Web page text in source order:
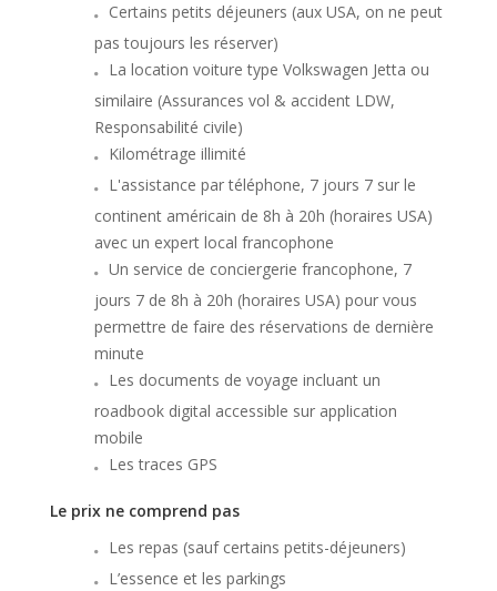
Certains petits déjeuners (aux USA, on ne peut
pas toujours les réserver)
La location voiture type Volkswagen Jetta ou
similaire (Assurances vol & accident LDW,
Responsabilité civile)
Kilométrage illimité
L'assistance par téléphone, 7 jours 7 sur le
continent américain de 8h à 20h (horaires USA)
avec un expert local francophone
Un service de conciergerie francophone, 7
jours 7 de 8h à 20h (horaires USA) pour vous
permettre de faire des réservations de dernière
minute
Les documents de voyage incluant un
roadbook digital accessible sur application
mobile
Les traces GPS
Le prix ne comprend pas
Les repas (sauf certains petits-déjeuners)
L’essence et les parkings